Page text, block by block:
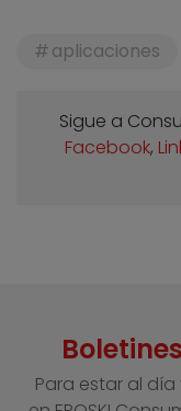
aplicaciones
Sigue a
Facebook,
Para estar al